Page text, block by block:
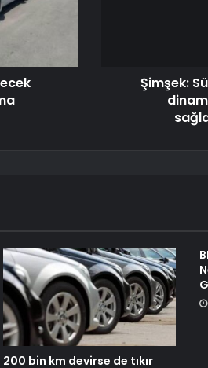
Şimşek:
200 bin km devirse de tıkır